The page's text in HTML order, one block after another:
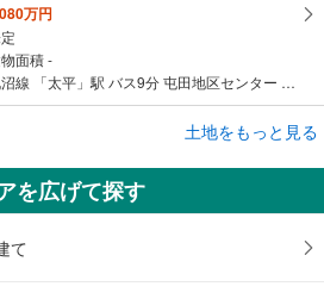
万円
面積 -
札沼線 「太平」駅 バス9分 屯田地区センター バス停下車 徒歩5分
市北区篠路一条7丁目
万円
面積 -
沼線 「篠路」駅 徒歩7分
土地をもっと見る
を広げて探す
て